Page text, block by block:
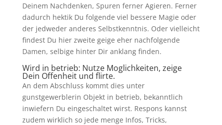
Deinem Nachdenken, Spuren ferner Agieren. Ferner
dadurch hektik Du folgende viel bessere Magie oder
der jedweder anderes Selbstkenntnis. Oder vielleicht
findest Du hier zweite geige eher nachfolgende
Damen, selbige hinter Dir anklang finden.
Wird in betrieb: Nutze Moglichkeiten, zeige
Dein Offenheit und flirte.
An dem Abschluss kommt dies unter
gunstgewerblerin Objekt in betrieb, bekanntlich
inwiefern Du eingeschaltet wirst. Respons kannst
zudem wirklich so jede menge Infos, Tricks,